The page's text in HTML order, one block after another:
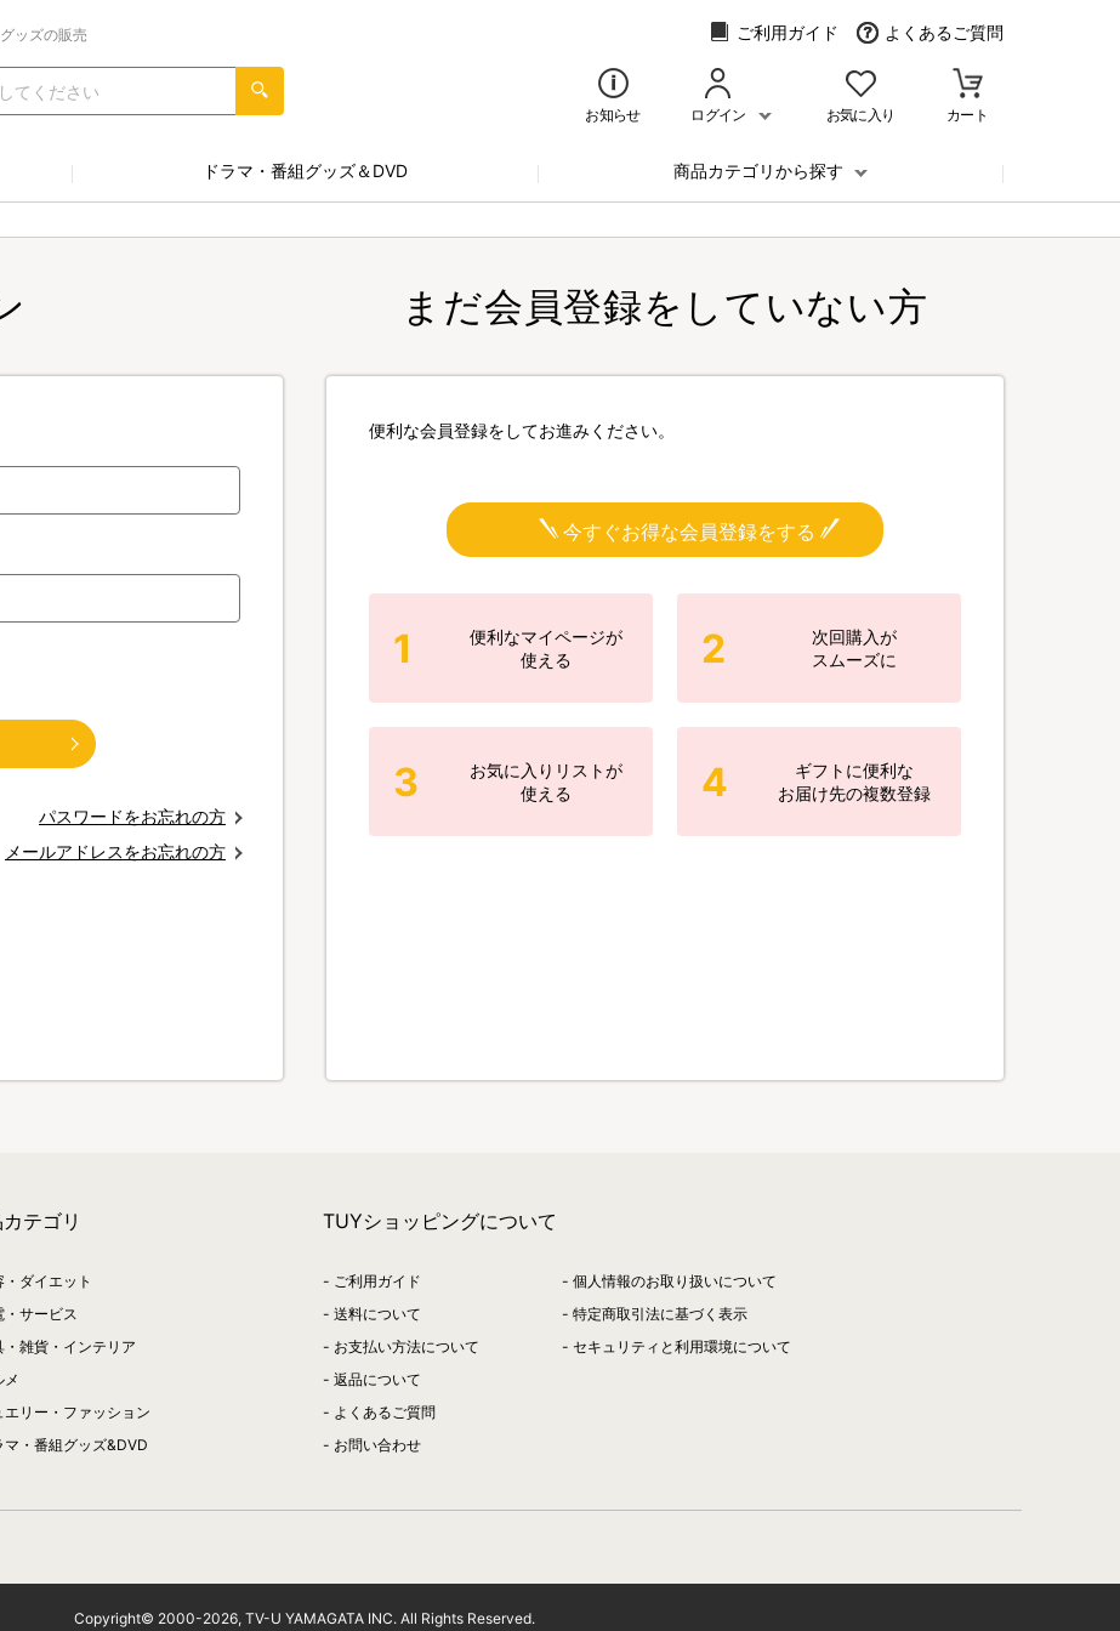
ッズの販売 ご利用ガイド よくあるご質問
お知らせ ログイン お気に入り カート
ドラマ・番組グッズ＆DVD 商品カテゴリから探す
パスワードをお忘れの方
メールアドレスをお忘れの方
まだ会員登録をしていない方
便利な会員登録をしてお進みください。
今すぐお得な会員登録をする
1
便利なマイページが
使える
2
次回購入が
スムーズに
3
お気に入りリストが
使える
4
ギフトに便利な
お届け先の複数登録
テゴリ
・ダイエット
・サービス
・雑貨・インテリア
メ
エリー・ファッション
マ・番組グッズ&DVD
TUYショッピングについて
ご利用ガイド
送料について
お支払い方法について
返品について
よくあるご質問
お問い合わせ
個人情報のお取り扱いについて
特定商取引法に基づく表示
セキュリティと利用環境について
Copyright© 2000-2026, TV-U YAMAGATA INC. All Rights Reserved.